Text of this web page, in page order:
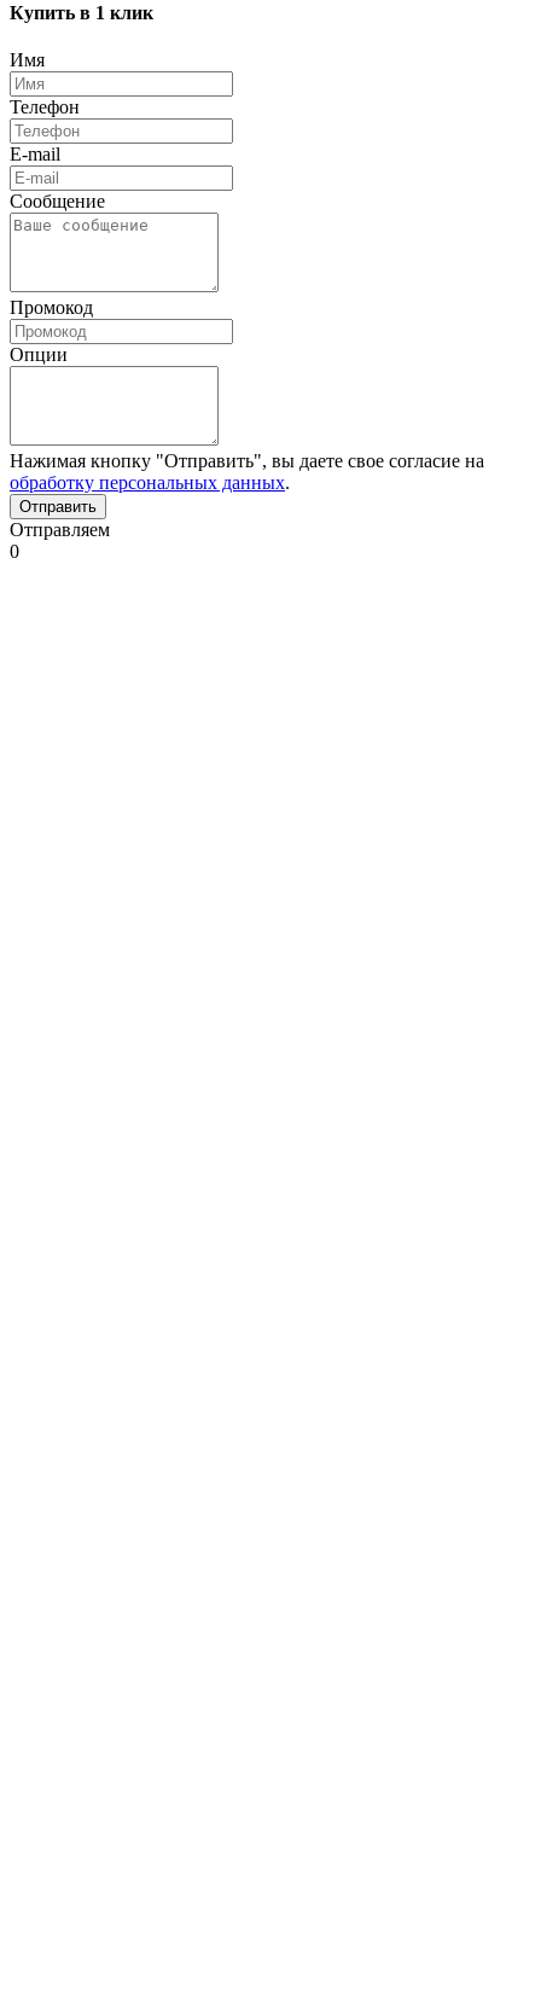
Купить в 1 клик
Имя
Телефон
E-mail
Сообщение
Промокод
Опции
Нажимая кнопку "Отправить", вы даете свое согласие на
обработку персональных данных.
Отправляем
0